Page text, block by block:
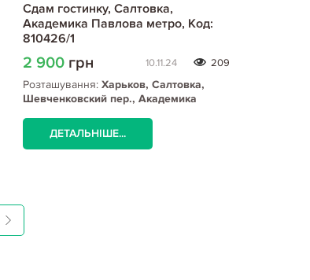
Сдам гостинку, Салтовка,
Академика Павлова метро, Код:
810426/1
2 900 грн 10.11.24 209
Розташування:Харьков, Салтовка,
Шевченковский пер., Академика
ДЕТАЛЬНІШЕ...